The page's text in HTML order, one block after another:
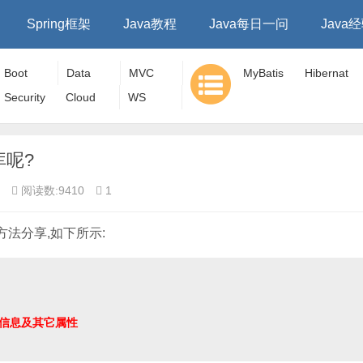
Spring框架 Java教程 Java每日一问 Java
Boot Data
MVC
Security
Cloud WS
MyBatis
Hibernat
呢?
阅读数:9410 1
法分享,如下所示: